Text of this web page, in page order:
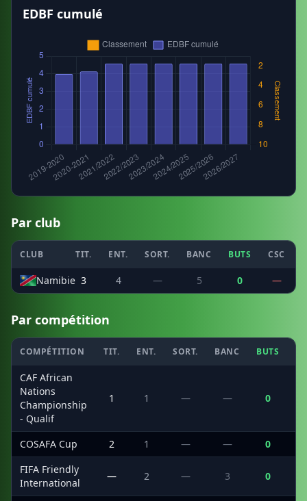
EDBF cumulé
Par club
CLUB TIT. ENT. SORT. BANC BUTS CSC
Namibie 3 4 — 5 0 —
Par compétition
COMPÉTITION TIT. ENT. SORT. BANC BUTS
CAF African
Nations
Championship
- Qualif
1 1 — — 0
COSAFA Cup 2 1 — — 0
FIFA Friendly
International
— 2 — 3 0